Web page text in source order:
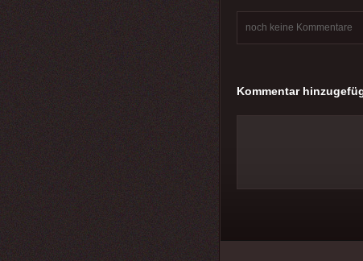
noch keine Kommentare
Kommentar